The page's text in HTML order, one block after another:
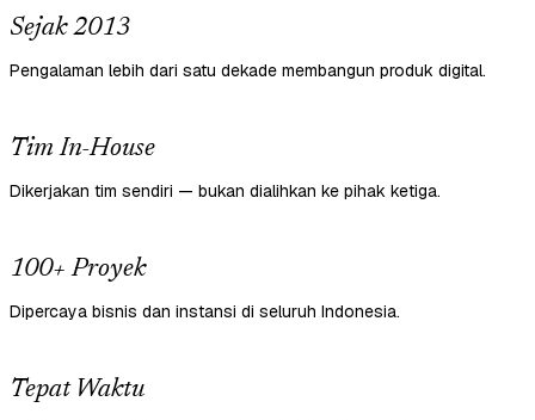
Sejak 2013
Pengalaman lebih dari satu dekade membangun produk digital.
Tim In-House
Dikerjakan tim sendiri — bukan dialihkan ke pihak ketiga.
100+ Proyek
Dipercaya bisnis dan instansi di seluruh Indonesia.
Tepat Waktu